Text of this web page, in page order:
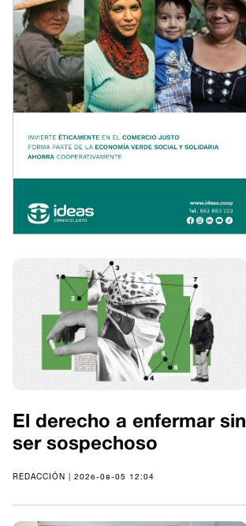
El derecho a enfermar sin
ser sospechoso
REDACCIÓN | 2026-08-05 12:04